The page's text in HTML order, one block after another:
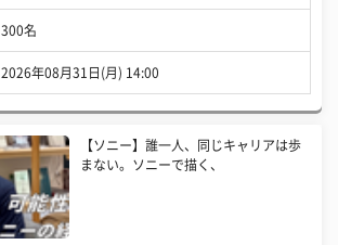
300名
2026年08月31日(月) 14:00
【ソニー】誰一人、同じキャリアは歩
まない。ソニーで描く、